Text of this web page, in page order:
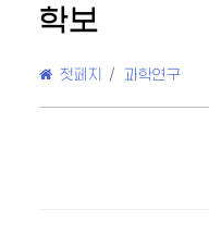
학보
첫페지 / 과학연구